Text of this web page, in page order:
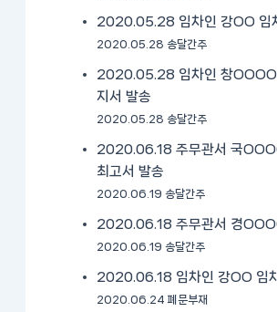
2020.05.28 임차인 강OO 임
2020.05.28 송달간주
2020.05.28 임차인 창
지서 발송
2020.05.28 송달간주
2020.06.18 주무관서 국
최고서 발송
2020.06.19 송달간주
2020.06.18 주무관서 경
2020.06.19 송달간주
2020.06.18 임차인 강OO 임
2020.06.24 폐문부재